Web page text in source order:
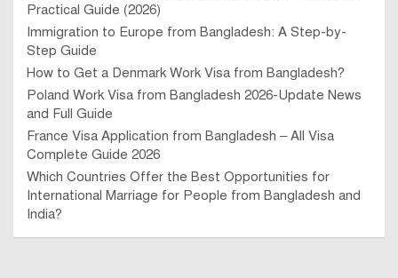
Practical Guide (2026)
Immigration to Europe from Bangladesh: A Step-by-
Step Guide
How to Get a Denmark Work Visa from Bangladesh?
Poland Work Visa from Bangladesh 2026-Update News
and Full Guide
France Visa Application from Bangladesh – All Visa
Complete Guide 2026
Which Countries Offer the Best Opportunities for
International Marriage for People from Bangladesh and
India?